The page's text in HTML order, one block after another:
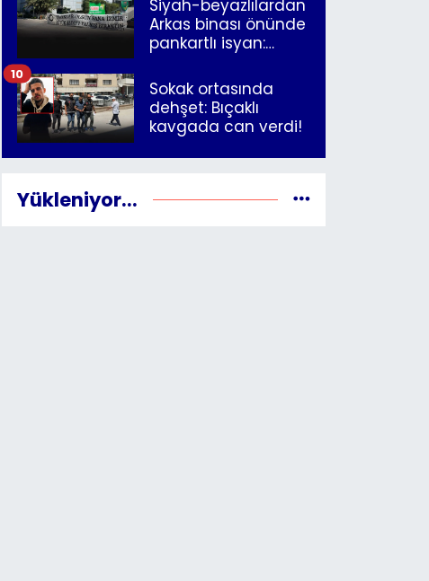
Siyah-beyazlılardan
Arkas binası önünde
pankartlı isyan:
İzmir"
Sokak ortasında
dehşet: Bıçaklı
kavgada can verdi!
10
Yükleniyor...